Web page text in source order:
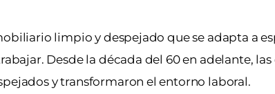
limpio y despejado que se adapta a
Desde la década del 60 en adelante,
y transformaron el entorno laboral.